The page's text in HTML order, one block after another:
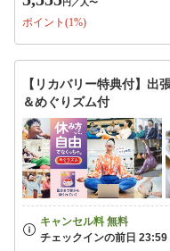
円 ／人〜
ポイント(1%)
【リカバリー特典付】出
＆めぐりズム付